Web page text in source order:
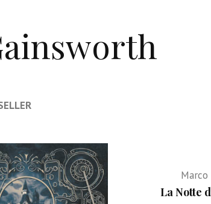
Marco
La Notte